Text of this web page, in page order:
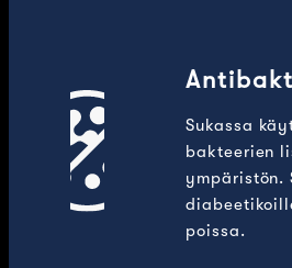
Sukassa
bakteerien
ympäristön.
poissa.